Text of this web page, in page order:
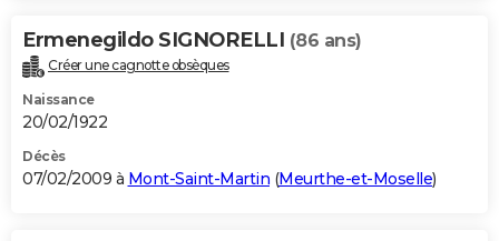
Ermenegildo SIGNORELLI (86 ans)
Créer une cagnotte obsèques
Naissance
20/02/1922
Décès
07/02/2009 à Mont-Saint-Martin (Meurthe-et-Moselle)